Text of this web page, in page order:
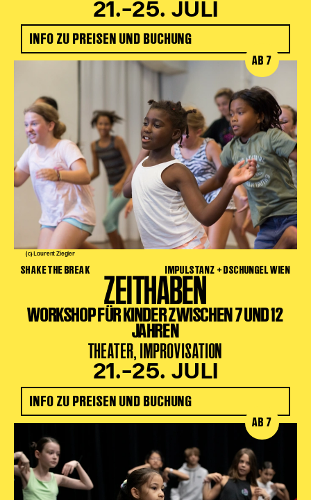
21.–25. JULI
INFO ZU PREISEN UND BUCHUNG
(c) Laurent Ziegler
AB 7
SHAKE THE BREAK IMPULSTANZ + DSCHUNGEL WIEN
ZEITHABEN
WORKSHOP FÜR KINDER ZWISCHEN 7 UND 12
JAHREN
THEATER, IMPROVISATION
21.–25. JULI
INFO ZU PREISEN UND BUCHUNG
AB 7